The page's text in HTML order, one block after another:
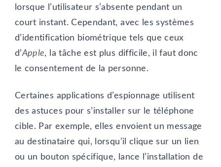
lorsque l’utilisateur s’absente pendant un
court instant. Cependant, avec les systèmes
d’identification biométrique tels que ceux
d’Apple, la tâche est plus difficile, il faut donc
le consentement de la personne.
Certaines applications d’espionnage utilisent
des astuces pour s’installer sur le téléphone
cible. Par exemple, elles envoient un message
au destinataire qui, lorsqu’il clique sur un lien
ou un bouton spécifique, lance l’installation de